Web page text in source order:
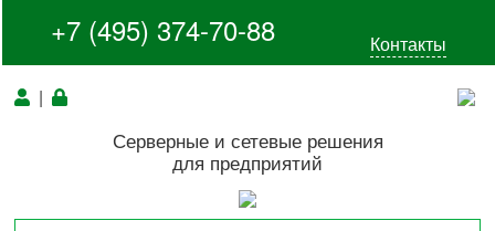
+7 (495) 374-70-88 Контакты
|
Серверные и сетевые решения
для предприятий